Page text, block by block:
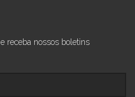
e receba nossos boletins